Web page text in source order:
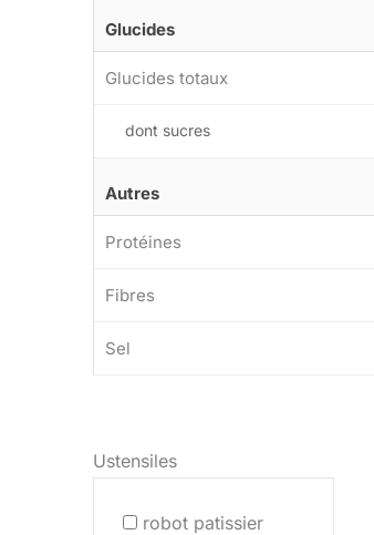
Glucides
Glucides totaux
dont sucres
Autres
Protéines
Fibres
Sel
Ustensiles
robot patissier